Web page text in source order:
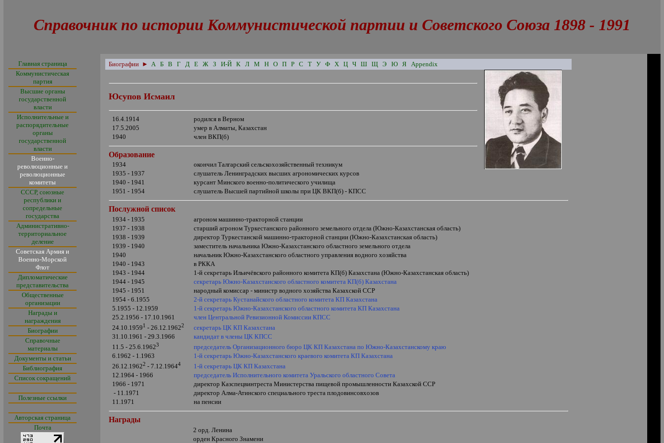
Справочник по истории Коммунистической партии и Советского Союза 1898 - 1991
Главная страница
Коммунистическая
партия
Высшие органы
государственной
власти
Исполнительные и
распорядительные
органы
государственной
власти
Военно-
революционные и
революционные
комитеты
СССР, союзные
республики и
сопредельные
государства
Административно-
территориальное
деление
Советская Армия и
Военно-Морской
Флот
Дипломатические
представительства
Общественные
организации
Награды и
награждения
Биографии
Справочные
материалы
Документы и статьи
Библиография
Список сокращений
Полезные ссылки
Авторская страница
Почта
Биографии ► А Б В Г Д Е Ж З И-Й К Л М Н О П Р С Т У Ф Х Ц Ч Ш Щ Э Ю Я Appendix
Юсупов Исмаил
16.4.1914
родился в Верном
17.5.2005
умер в Алматы, Казахстан
1940
член ВКП(б)
Образование
1934
окончил Талгарский сельскохозяйственный техникум
1935 - 1937
слушатель Ленинградских высших агрономических курсов
1940 - 1941
курсант Минского военно-политического училища
1951 - 1954
слушатель Высшей партийной школы при ЦК ВКП(б) - КПСС
Послужной список
1934 - 1935
агроном машинно-тракторной станции
1937 - 1938
старший агроном Туркестанского районного земельного отдела (Южно-Казахстанская область)
1938 - 1939
директор Туркестанской машинно-тракторной станции (Южно-Казахстанская область)
1939 - 1940
заместитель начальника Южно-Казахстанского областного земельного отдела
1940
начальник Южно-Казахстанского областного управления водного хозяйства
1940 - 1943
в РККА
1943 - 1944
1-й секретарь Ильичёвского районного комитета КП(б) Казахстана (Южно-Казахстанская область)
1944 - 1945
секретарь Южно-Казахстанского областного комитета КП(б) Казахстана
1945 - 1951
народный комиссар - министр водного хозяйства Казахской ССР
1954 - 6.1955
2-й секретарь Кустанайского областного комитета КП Казахстана
5.1955 - 12.1959
1-й секретарь Южно-Казахстанского областного комитета КП Казахстана
25.2.1956 - 17.10.1961
член Центральной Ревизионной Комиссии КПСС
24.10.19591 - 26.12.19622
секретарь ЦК КП Казахстана
31.10.1961 - 29.3.1966
кандидат в члены ЦК КПСС
11.5 - 25.6.19623
председатель Организационного бюро ЦК КП Казахстана по Южно-Казахстанскому краю
6.1962 - 1.1963
1-й секретарь Южно-Казахстанского краевого комитета КП Казахстана
26.12.19622 - 7.12.19644
1-й секретарь ЦК КП Казахстана
12.1964 - 1966
председатель Исполнительного комитета Уральского областного Совета
1966 - 1971
директор Казспецвинтреста Министерства пищевой промышленности Казахской ССР
- 11.1971
директор Алма-Атинского специального треста плодовинсовхозов
11.1971
на пенсии
Награды
2 орд. Ленина
орден Красного Знамени